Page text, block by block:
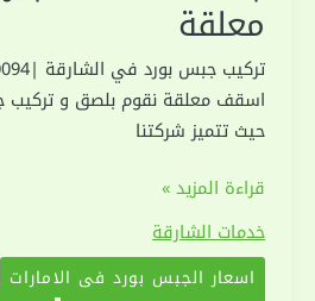
معلقة
اسقف معلقة نقوم بلصق و تركيب
حيث تتميز شركتنا
تركيب
جبس
بورد
في
قراءة المزيد »
خدمات الشارقة
اسعار الجبس بورد في الامارات